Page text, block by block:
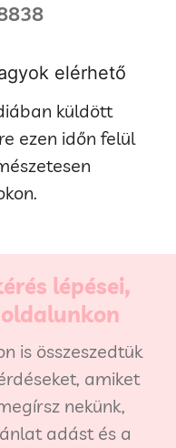
elérhető
küldött
ezen időn felül
lépései,
is összeszedtük
amiket
nekünk,
adást és a